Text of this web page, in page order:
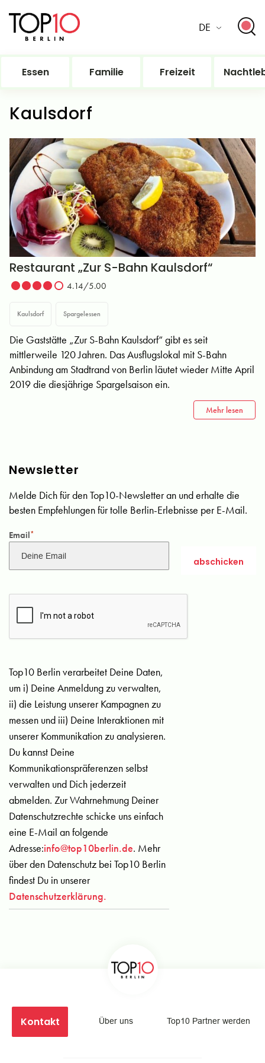
DE
Essen Familie Freizeit
Kaulsdorf
Restaurant „Zur S-Bahn Kaulsdorf“
4.14/5.00
Kaulsdorf Spargelessen
Die Gaststätte „Zur S-Bahn Kaulsdorf“ gibt es seit
mittlerweile 120 Jahren. Das Ausflugslokal mit S-Bahn
Anbindung am Stadtrand von Berlin läutet wieder Mitte April
2019 die diesjährige Spargelsaison ein.
Mehr lesen
Newsletter
Melde Dich für den Top10-Newsletter an und erhalte die
besten Empfehlungen für tolle Berlin-Erlebnisse per E-Mail.
Email*
Top10 Berlin verarbeitet Deine Daten,
um i) Deine Anmeldung zu verwalten,
ii) die Leistung unserer Kampagnen zu
messen und iii) Deine Interaktionen mit
unserer Kommunikation zu analysieren.
Du kannst Deine
Kommunikationspräferenzen selbst
verwalten und Dich jederzeit
abmelden. Zur Wahrnehmung Deiner
Datenschutzrechte schicke uns einfach
eine E-Mail an folgende
Adresse:info@top10berlin.de. Mehr
über den Datenschutz bei Top10 Berlin
findest Du in unserer
Datenschutzerklärung.
Kontakt Über uns Top10 Partner werden